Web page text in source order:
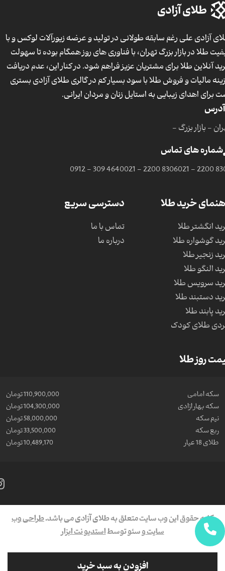
افزودن به سبد خرید
آزادی علی رغم سابقه طولانی در تولید و عرضه زیورآلات لوکس و با
طلا در بازار بزرگ تهران، با فناوری های روز همگام بوده تا سهولت
آنلاین طلا برای مشتریان عزیز فراهم شود. در کنار این، عدم دریافت
مالیات و فروش طلا با سود بسیار کم در گالری طلای آزادی بستری
برای اهدای زیبایی به استایل زنان و مردان ایرانی.
آدرس
- بازار بزرگ -
شماره های تماس
021 - 2200
021 - 2200 8306
0912 - 309 4640
خرید طلا
انگشتر طلا
گوشواره طلا
زنجیر طلا
النگو طلا
سرویس طلا
دستبند طلا
پابند طلا
طلای کودک
دسترسی سریع
تماس با ما
درباره ما
روز طلا
سکه امامی
110,900,000 تومان
سکه بهار ازادی
104,300,000 تومان
نیم سکه
58,000,000 تومان
ربع سکه
33,500,000 تومان
طلای 18 عیار
10,489,170 تومان
کلیه حقوق این وب سایت متعلق به طلای آزادی می باشد.طراحی وب
سایتو سئو توسطاستدیو نت ابزار